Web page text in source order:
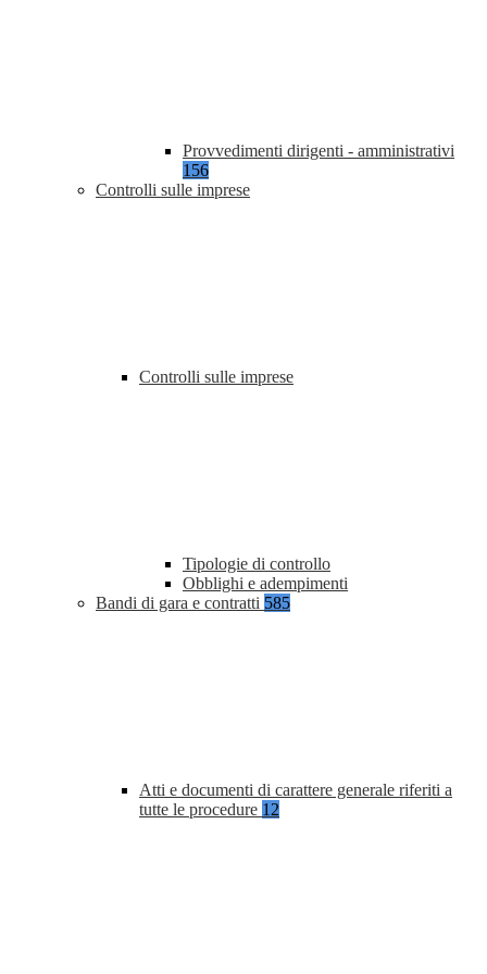
Provvedimenti dirigenti - amministrativi
156
Controlli sulle imprese
Controlli sulle imprese
Tipologie di controllo
Obblighi e adempimenti
Bandi di gara e contratti 585
Atti e documenti di carattere generale riferiti a
tutte le procedure 12